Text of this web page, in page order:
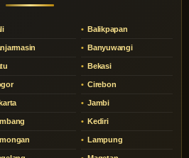
Balikpapan
Banyuwangi
Bekasi
Cirebon
Jambi
Kediri
Lampung